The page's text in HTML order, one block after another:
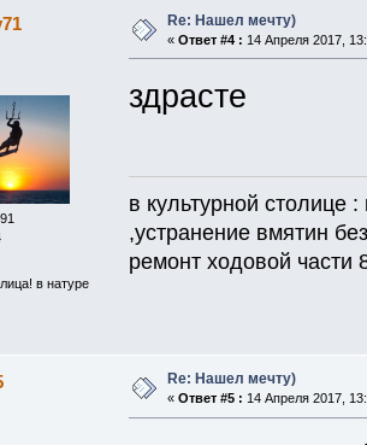
в натуре
Re: Нашел мечту)
«Ответ #4 : 14 Апреля 2017,
здрасте
в культурной столице
,устранение вмятин
ремонт ходовой части
Re: Нашел мечту)
«Ответ #5 : 14 Апреля 2017,